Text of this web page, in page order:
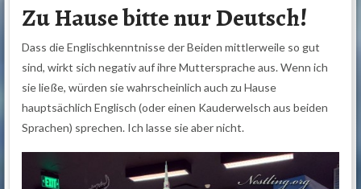
Zu Hause bitte nur Deutsch!
Dass die Englischkenntnisse der Beiden mittlerweile so gut
sind, wirkt sich negativ auf ihre Muttersprache aus. Wenn ich
sie ließe, würden sie wahrscheinlich auch zu Hause
hauptsächlich Englisch (oder einen Kauderwelsch aus beiden
Sprachen) sprechen. Ich lasse sie aber nicht.